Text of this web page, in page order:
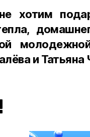
хотим
и Татьяна